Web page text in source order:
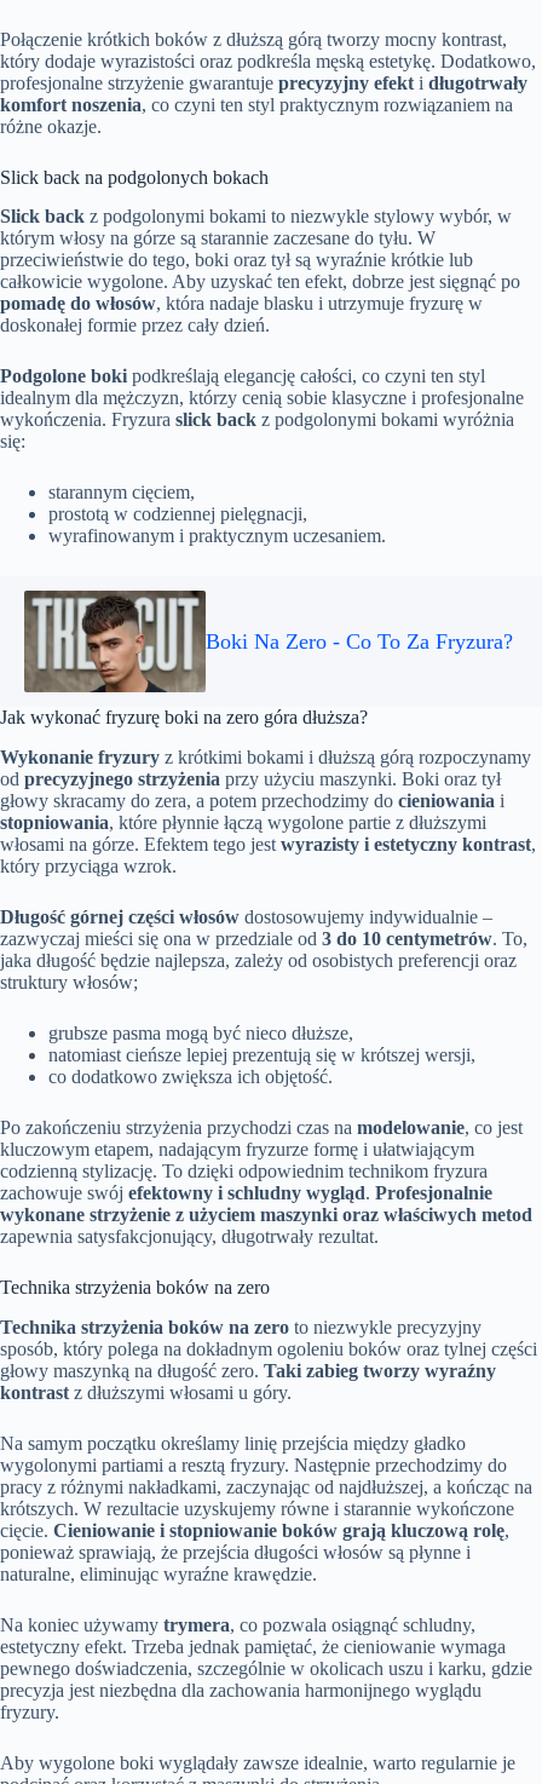
Połączenie krótkich boków z dłuższą górą tworzy mocny kontrast,
który dodaje wyrazistości oraz podkreśla męską estetykę. Dodatkowo,
profesjonalne strzyżenie gwarantuje precyzyjny efekt i długotrwały
komfort noszenia, co czyni ten styl praktycznym rozwiązaniem na
różne okazje.
Slick back na podgolonych bokach
Slick back z podgolonymi bokami to niezwykle stylowy wybór, w
którym włosy na górze są starannie zaczesane do tyłu. W
przeciwieństwie do tego, boki oraz tył są wyraźnie krótkie lub
całkowicie wygolone. Aby uzyskać ten efekt, dobrze jest sięgnąć po
pomadę do włosów, która nadaje blasku i utrzymuje fryzurę w
doskonałej formie przez cały dzień.
Podgolone boki podkreślają elegancję całości, co czyni ten styl
idealnym dla mężczyzn, którzy cenią sobie klasyczne i profesjonalne
wykończenia. Fryzura slick back z podgolonymi bokami wyróżnia
się:
starannym cięciem,
prostotą w codziennej pielęgnacji,
wyrafinowanym i praktycznym uczesaniem.
Boki Na Zero - Co To Za Fryzura?
Jak wykonać fryzurę boki na zero góra dłuższa?
Wykonanie fryzury z krótkimi bokami i dłuższą górą rozpoczynamy
od precyzyjnego strzyżenia przy użyciu maszynki. Boki oraz tył
głowy skracamy do zera, a potem przechodzimy do cieniowania i
stopniowania, które płynnie łączą wygolone partie z dłuższymi
włosami na górze. Efektem tego jest wyrazisty i estetyczny kontrast,
który przyciąga wzrok.
Długość górnej części włosów dostosowujemy indywidualnie –
zazwyczaj mieści się ona w przedziale od 3 do 10 centymetrów. To,
jaka długość będzie najlepsza, zależy od osobistych preferencji oraz
struktury włosów;
grubsze pasma mogą być nieco dłuższe,
natomiast cieńsze lepiej prezentują się w krótszej wersji,
co dodatkowo zwiększa ich objętość.
Po zakończeniu strzyżenia przychodzi czas na modelowanie, co jest
kluczowym etapem, nadającym fryzurze formę i ułatwiającym
codzienną stylizację. To dzięki odpowiednim technikom fryzura
zachowuje swój efektowny i schludny wygląd. Profesjonalnie
wykonane strzyżenie z użyciem maszynki oraz właściwych metod
zapewnia satysfakcjonujący, długotrwały rezultat.
Technika strzyżenia boków na zero
Technika strzyżenia boków na zero to niezwykle precyzyjny
sposób, który polega na dokładnym ogoleniu boków oraz tylnej części
głowy maszynką na długość zero. Taki zabieg tworzy wyraźny
kontrast z dłuższymi włosami u góry.
Na samym początku określamy linię przejścia między gładko
wygolonymi partiami a resztą fryzury. Następnie przechodzimy do
pracy z różnymi nakładkami, zaczynając od najdłuższej, a kończąc na
krótszych. W rezultacie uzyskujemy równe i starannie wykończone
cięcie. Cieniowanie i stopniowanie boków grają kluczową rolę,
ponieważ sprawiają, że przejścia długości włosów są płynne i
naturalne, eliminując wyraźne krawędzie.
Na koniec używamy trymera, co pozwala osiągnąć schludny,
estetyczny efekt. Trzeba jednak pamiętać, że cieniowanie wymaga
pewnego doświadczenia, szczególnie w okolicach uszu i karku, gdzie
precyzja jest niezbędna dla zachowania harmonijnego wyglądu
fryzury.
Aby wygolone boki wyglądały zawsze idealnie, warto regularnie je